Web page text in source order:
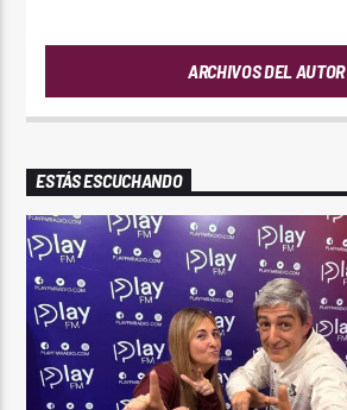
ARCHIVOS DEL AUTOR
ESTÁS ESCUCHANDO